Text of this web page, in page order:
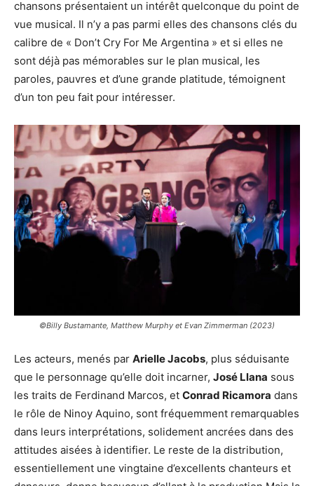
chansons présentaient un intérêt quelconque du point de
vue musical. Il n’y a pas parmi elles des chansons clés du
calibre de « Don’t Cry For Me Argentina » et si elles ne
sont déjà pas mémorables sur le plan musical, les
paroles, pauvres et d’une grande platitude, témoignent
d’un ton peu fait pour intéresser.
©Billy Bustamante, Matthew Murphy et Evan Zimmerman (2023)
Les acteurs, menés par Arielle Jacobs, plus séduisante
que le personnage qu’elle doit incarner, José Llana sous
les traits de Ferdinand Marcos, et Conrad Ricamora dans
le rôle de Ninoy Aquino, sont fréquemment remarquables
dans leurs interprétations, solidement ancrées dans des
attitudes aisées à identifier. Le reste de la distribution,
essentiellement une vingtaine d’excellents chanteurs et